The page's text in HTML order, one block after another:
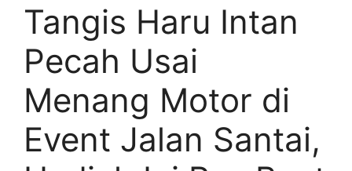
Tangis Haru Intan
Pecah Usai
Menang Motor di
Event Jalan Santai,